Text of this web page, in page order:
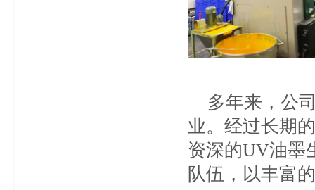
多年来，公
业。经过长期
资深的UV油墨
队伍，以丰富